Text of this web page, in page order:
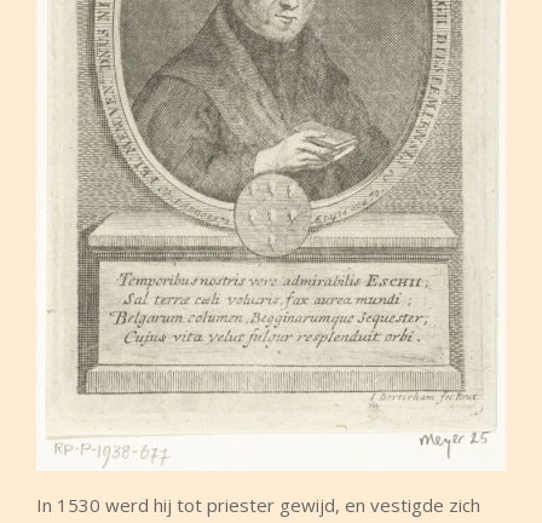
In 1530 werd hij tot priester gewijd, en vestigde zich